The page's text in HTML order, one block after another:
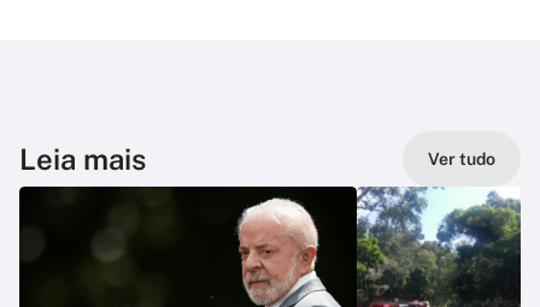
Leia mais Ver tudo